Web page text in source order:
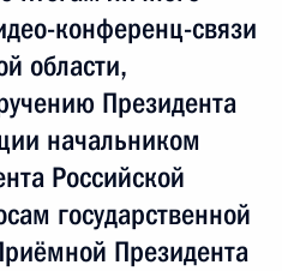
конференц-связи
области,
Президента
начальником
Российской
государственной
Президента